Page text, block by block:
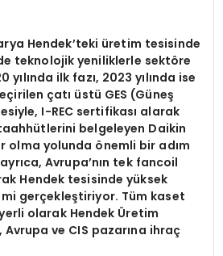
Hendek’teki üretim tesisinde
teknolojik yeniliklerle sektöre
ilk fazı, 2023 yılında ise
çatı üstü GES (Güneş
I-REC sertifikası alarak
belgeleyen Daikin
olma yolunda önemli bir adım
Avrupa’nın tek fancoil
Hendek tesisinde yüksek
gerçekleştiriyor. Tüm kaset
olarak Hendek Üretim
Avrupa ve CIS pazarına ihraç